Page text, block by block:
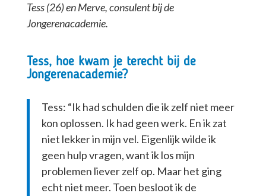
Tess (26) en Merve, consulent bij de
Jongerenacademie.
Tess, hoe kwam je terecht bij de
Jongerenacademie?
Tess: “Ik had schulden die ik zelf niet meer
kon oplossen. Ik had geen werk. En ik zat
niet lekker in mijn vel. Eigenlijk wilde ik
geen hulp vragen, want ik los mijn
problemen liever zelf op. Maar het ging
echt niet meer. Toen besloot ik de